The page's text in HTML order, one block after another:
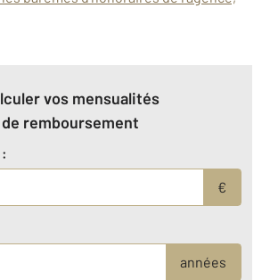
vos mensualités
de remboursement
€
années